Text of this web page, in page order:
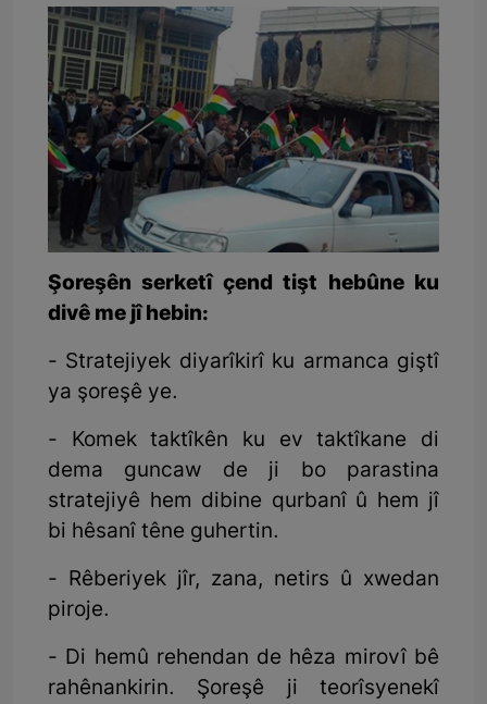
Şoreşên serketî çend tişt hebûne ku
divê me jî hebin:
- Stratejiyek diyarîkirî ku armanca giştî
ya şoreşê ye.
- Komek taktîkên ku ev taktîkane di
dema guncaw de ji bo parastina
stratejiyê hem dibine qurbanî û hem jî
bi hêsanî têne guhertin.
- Rêberiyek jîr, zana, netirs û xwedan
piroje.
- Di hemû rehendan de hêza mirovî bê
rahênankirin. Şoreşê ji teorîsyenekî